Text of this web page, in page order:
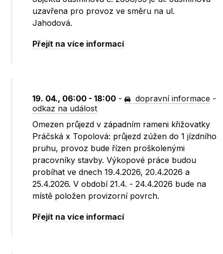
uzavřena pro provoz ve směru na ul.
Jahodová.
Přejít na více informací
19. 04., 06:00 - 18:00 - dopravní informace -
odkaz na událost
Omezen průjezd v západním rameni křižovatky
Práčská x Topolová: průjezd zúžen do 1 jízdního
pruhu, provoz bude řízen proškolenými
pracovníky stavby. Výkopové práce budou
probíhat ve dnech 19.4.2026, 20.4.2026 a
25.4.2026. V období 21.4. - 24.4.2026 bude na
místě položen provizorní povrch.
Přejít na více informací